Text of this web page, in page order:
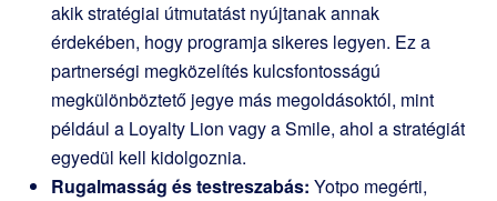
akik stratégiai útmutatást nyújtanak annak
érdekében, hogy programja sikeres legyen. Ez a
partnerségi megközelítés kulcsfontosságú
megkülönböztető jegye más megoldásoktól, mint
például a Loyalty Lion vagy a Smile, ahol a stratégiát
egyedül kell kidolgoznia.
Rugalmasság és testreszabás: Yotpo megérti,